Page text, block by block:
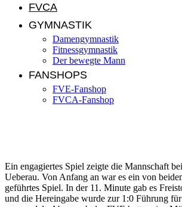
FVCA
GYMNASTIK
Damengymnastik
Fitnessgymnastik
Der bewegte Mann
FANSHOPS
FVE-Fanshop
FVCA-Fanshop
Ein engagiertes Spiel zeigte die Mannschaft
Ueberau. Von Anfang an war es ein von
geführtes Spiel. In der 11. Minute gab es
und die Hereingabe wurde zur 1:0 Führung